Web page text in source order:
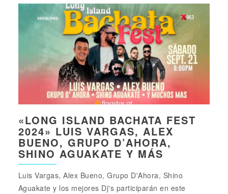
«LONG ISLAND BACHATA FEST
2024» LUIS VARGAS, ALEX
BUENO, GRUPO D’AHORA,
SHINO AGUAKATE Y MÁS
Luis Vargas, Alex Bueno, Grupo D'Ahora, Shino
Aguakate y los mejores Dj's participarán en este